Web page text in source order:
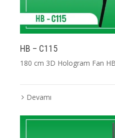
HB – C115
180 cm 3D Hologram Fan
Devamı